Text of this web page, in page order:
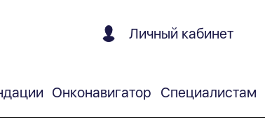
Личный кабинет
Онконавигатор Специалистам